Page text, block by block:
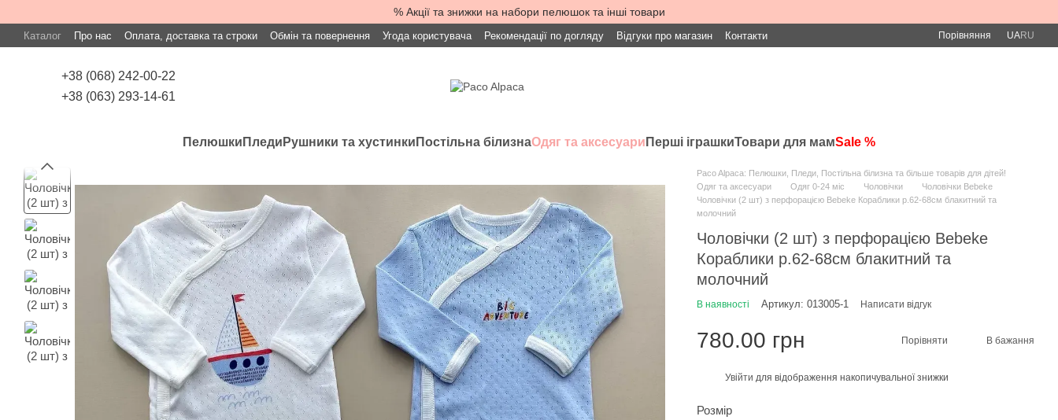
% Акції та знижки на набори пелюшок та інші товари
Каталог Про нас Оплата, доставка та строки Обмін та повернення Угода користувача Рекомендації по догляду Відгуки про магазин Контакти Порівняння UARU
+38 (068) 242-00-22
+38 (063) 293-14-61
Пелюшки Пледи Рушники та хустинки Постільна білизнаОдяг та аксесуари Перші іграшкиТовари для мамSale %
Paco Alpaca: Пелюшки, Пледи, Постільна білизна та більше товарів для дітей!
Одяг та аксесуари
Одяг 0-24 міс Чоловічки
Чоловічки Bebeke
Чоловічки (2 шт) з перфорацією Bebeke Кораблики р.62-68см блакитний та
молочний
Чоловічки (2 шт) з перфорацією Bebeke
Кораблики р.62-68см блакитний та
молочний
В наявності Артикул: 013005-1 Написати відгук
780.00 грн Порівняти В бажання
Увійти для відображення накопичувальної знижки
Розмір